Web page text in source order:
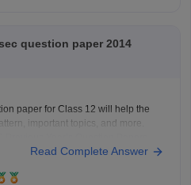
question paper 2014
paper for Class 12 will help the
important topics, and more.
Read Complete Answer